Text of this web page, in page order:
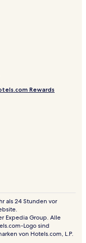
Rewards
als 24 Stunden vor
Expedia Group. Alle
Logo sind
von Hotels.com, L.P.